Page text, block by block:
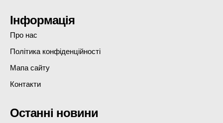
Інформація
Про нас
Політика конфіденційності
Мапа сайту
Контакти
Останні новини